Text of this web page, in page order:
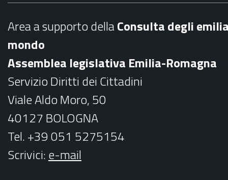
o
k
r
a
m
Area a supporto dellaConsulta degli
mondo
Assemblea legislativa Emilia-Romagna
Servizio Diritti dei Cittadini
Viale Aldo Moro, 50
40127 BOLOGNA
Tel. +39 051 5275154
Scrivici:e-mail